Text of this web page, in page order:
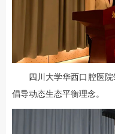
四川大学华西口腔医
倡导动态生态平衡理念。